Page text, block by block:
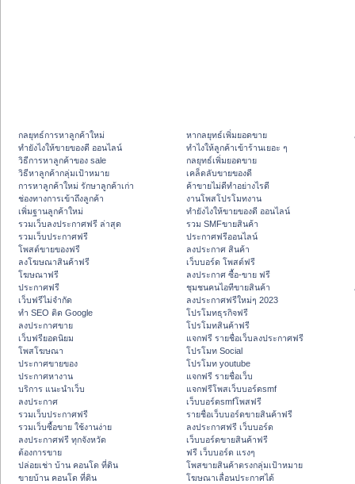
กลยุทธ์การหาลูกค้าใหม่
ทํายังไงให้ขายของดี ออนไลน์
วิธีการหาลูกค้าของ sale
วิธีหาลูกค้ากลุ่มเป้าหมาย
การหาลูกค้าใหม่ รักษาลูกค้าเก่า
ช่องทางการเข้าถึงลูกค้า
เพิ่มฐานลูกค้าใหม่
รวมเว็บลงประกาศฟรี ล่าสุด
รวมเว็บประกาศฟรี
โพสต์ขายของฟรี
ลงโฆษณาสินค้าฟรี
โฆษณาฟรี
ประกาศฟรี
เว็บฟรีไม่จำกัด
ทำ SEO ติด Google
ลงประกาศขาย
เว็บฟรียอดนิยม
โพสโฆษณา
ประกาศขายของ
ประกาศหางาน
บริการ แนะนำเว็บ
ลงประกาศ
รวมเว็บประกาศฟรี
รวมเว็บซื้อขาย ใช้งานง่าย
ลงประกาศฟรี ทุกจังหวัด
ต้องการขาย
ปล่อยเช่า บ้าน คอนโด ที่ดิน
ขายบ้าน คอนโด ที่ดิน
หากลยุทธ์เพิ่มยอดขาย
ทําไงให้ลูกค้าเข้าร้านเยอะ ๆ
กลยุทธ์เพิ่มยอดขาย
เคล็ดลับขายของดี
ค้าขายไม่ดีทำอย่างไรดี
งานโพสโปรโมทงาน
ทํายังไงให้ขายของดี ออนไลน์
รวม SMFขายสินค้า
ประกาศฟรีออนไลน์
ลงประกาศ สินค้า
เว็บบอร์ด โพสต์ฟรี
ลงประกาศ ซื้อ-ขาย ฟรี
ชุมชนคนไอทีขายสินค้า
ลงประกาศฟรีใหม่ๆ 2023
โปรโมทธุรกิจฟรี
โปรโมทสินค้าฟรี
แจกฟรี รายชื่อเว็บลงประกาศฟรี
โปรโมท Social
โปรโมท youtube
แจกฟรี รายชื่อเว็บ
แจกฟรีโพสเว็บบอร์ดsmf
เว็บบอร์ดsmfโพสฟรี
รายชื่อเว็บบอร์ดขายสินค้าฟรี
ลงประกาศฟรี เว็บบอร์ด
เว็บบอร์ดขายสินค้าฟรี
ฟรี เว็บบอร์ด แรงๆ
โพสขายสินค้าตรงกลุ่มเป้าหมาย
โฆษณาเลื่อนประกาศได้